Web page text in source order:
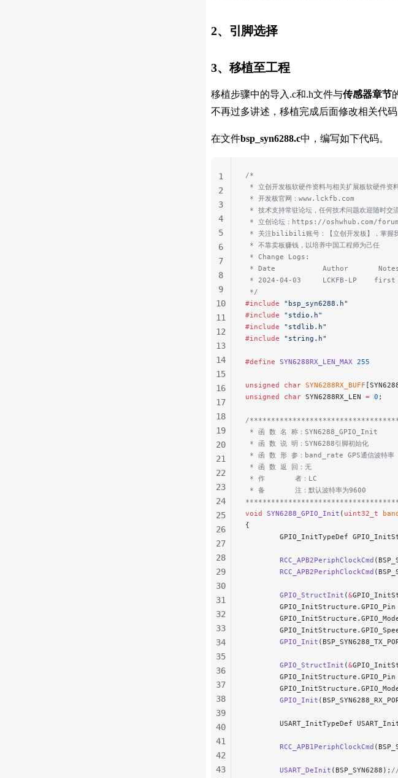
2、引脚选择
3、移植至工程
移植步骤中的导入.c和.h文件与传感器章节
不再过多讲述，移植完成后面修改相关代码
在文件bsp_syn6288.c中，编写如下代码。
/*
* 立创开发板软硬件资料与相关扩展板软硬件资
* 开发板官网：www.lckfb.com
* 技术支持常驻论坛，任何技术问题欢迎随时交
* 立创论坛：https://oshwhub.com/forum
* 关注bilibili账号：【立创开发板】，掌握我
* 不靠卖板赚钱，以培养中国工程师为己任
* Change Logs:
* Date           Author
* 2024-04-03     LCKFB-LP    first
*/
#include "bsp_syn6288.h"
#include "stdio.h"
#include "stdlib.h"
#include "string.h"
#define SYN6288RX_LEN_MAX 255
unsigned char SYN6288RX_BUFF
unsigned
char SYN6288RX_LEN = 0 ;
/
* 函 数 名 称：SYN6288_GPIO_Init
* 函 数 说 明：SYN6288引脚初始化
* 函 数 形 参：band_rate GPS通信波特率
* 函 数 返 回：无
* 作       者：LC
* 备       注：默认波特率为9600
void
SYN6288_GPIO_Init ( uint32_t
{
GPIO_InitTypeDef
        RCC_APB2PeriphClockCmd
        RCC_APB2PeriphClockCmd
        GPIO_StructInit
(&
        GPIO_Init
        GPIO_StructInit
(&
        GPIO_Init
USART_InitTypeDef
        RCC_APB1PeriphClockCmd
        USART_DeInit
(BSP_SYN6288); //
1
2
3
4
5
6
7
8
9
10
11
12
13
14
15
16
17
18
19
20
21
22
23
24
25
26
27
28
29
30
31
32
33
34
35
36
37
38
39
40
41
42
43